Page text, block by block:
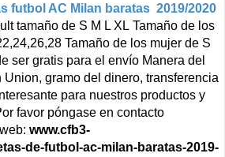
futbol AC Milan baratas 2019/2020
tamaño de S M L XL Tamaño de los
Tamaño de los mujer de S
ser gratis para el envío Manera del
Union, gramo del dinero, transferencia
para nuestros productos y
favor póngase en contacto
www.cfb3-
de-futbol-ac-milan-baratas-2019-